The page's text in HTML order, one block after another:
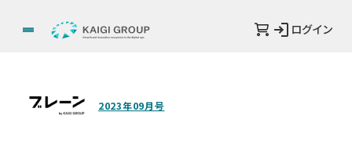
ログイン
2023年09月号